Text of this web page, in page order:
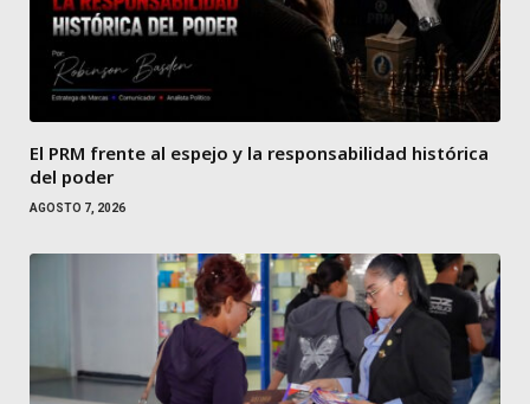
El PRM frente al espejo y la responsabilidad histórica
del poder
AGOSTO 7, 2026